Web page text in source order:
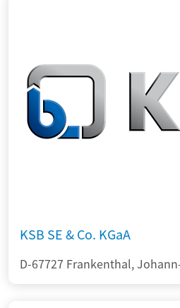
KSB SE & Co. KGaA
D-67727 Frankenthal,